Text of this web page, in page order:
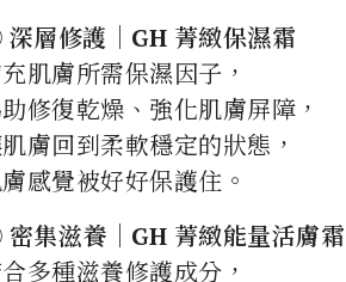
層修護｜GH 菁緻保濕霜
肌膚所需保濕因子，
修復乾燥、強化肌膚屏障，
膚回到柔軟穩定的狀態，
感覺被好好保護住。
集滋養｜GH 菁緻能量活膚霜
多種滋養修護成分，